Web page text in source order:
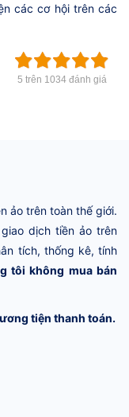
các cơ hội trên các
5 trên 1034 đánh giá
ảo trên toàn thế giới.
dịch tiền ảo trên
tích, thống kê, tính
tôi không mua bán
tiện thanh toán.